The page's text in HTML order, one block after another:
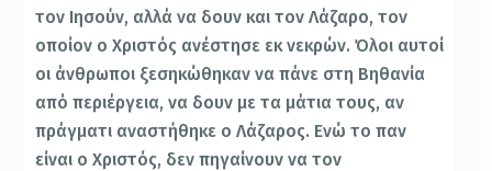
τον Ιησούν, αλλά να δουν και τον Λάζαρο, τον
οποίον ο Χριστός ανέστησε εκ νεκρών. Όλοι αυτοί
οι άνθρωποι ξεσηκώθηκαν να πάνε στη Βηθανία
από περιέργεια, να δουν με τα μάτια τους, αν
πράγματι αναστήθηκε ο Λάζαρος. Ενώ το παν
είναι ο Χριστός, δεν πηγαίνουν να τον